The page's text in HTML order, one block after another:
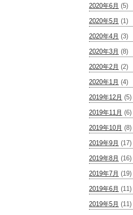
2020年6月 (5)
2020年5月 (1)
2020年4月 (3)
2020年3月 (8)
2020年2月 (2)
2020年1月 (4)
2019年12月 (5)
2019年11月 (6)
2019年10月 (8)
2019年9月 (17)
2019年8月 (16)
2019年7月 (19)
2019年6月 (11)
2019年5月 (11)